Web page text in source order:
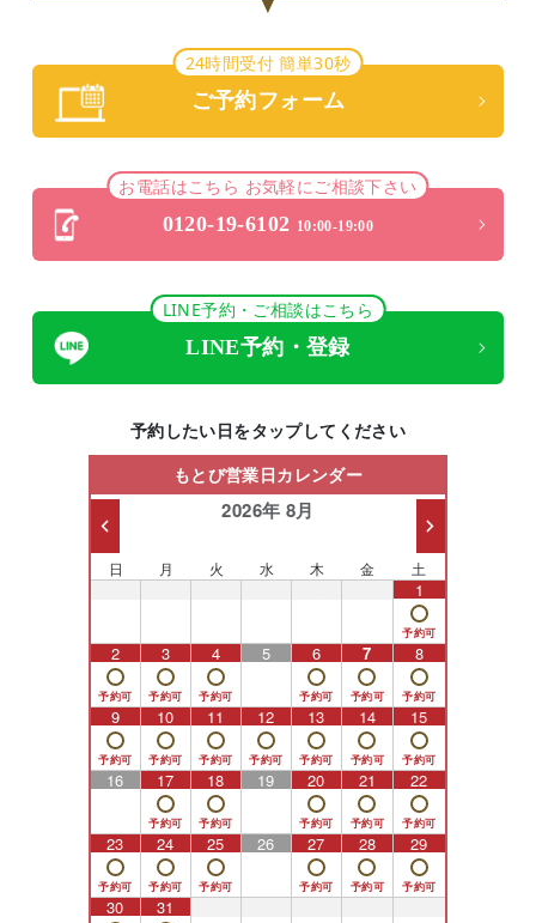
24時間受付 簡単30秒
ご予約フォーム
お電話はこちら お気軽にご相談下さい
0120-19-6102 10:00-19:00
LINE予約・ご相談はこちら
LINE予約・登録
予約したい日をタップしてください
もとび営業日カレンダー
2026年 8月
日 月 火 水 木 金 土
1
2 3 4 5 6 7 8
9 10 11 12 13 14 15
16 17 18 19 20 21 22
23 24 25 26 27 28 29
30 31